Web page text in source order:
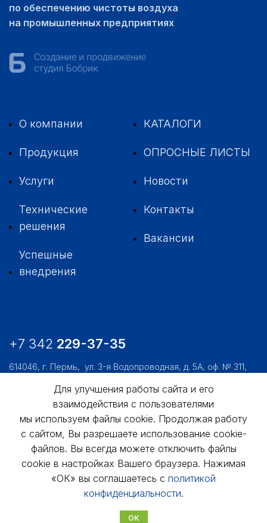
по обеспечению чистоты воздуха
на промышленных предприятиях
О компании
Продукция
Услуги
Технические
решения
Успешные
внедрения
КАТАЛОГИ
ОПРОСНЫЕ ЛИСТЫ
Новости
Контакты
Вакансии
+7 342 229-37-35
614046, г. Пермь, ул. 3-я Водопроводная, д. 5А, оф. № 311,
usk@usk.perm.ru
Обратная связь
© АО «УралСтройКомфорт», 1998 - 2025г.
Для улучшения работы сайта и его
взаимодействия с пользователями
мы используем файлы cookie. Продолжая работу
с сайтом, Вы разрешаете использование cookie-
файлов. Вы всегда можете отключить файлы
cookie в настройках Вашего браузера. Нажимая
«ОК» вы соглашаетесь с политикой
конфиденциальности.
ОК